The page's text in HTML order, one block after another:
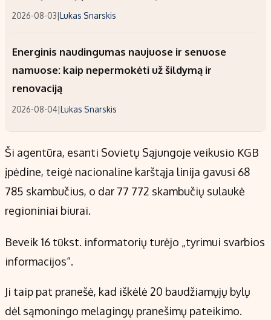
2026-08-03|Lukas Snarskis
Energinis naudingumas naujuose ir senuose
namuose: kaip nepermokėti už šildymą ir
renovaciją
2026-08-04|Lukas Snarskis
Ši agentūra, esanti Sovietų Sąjungoje veikusio KGB
įpėdine, teigė nacionaline karštąja linija gavusi 68
785 skambučius, o dar 77 772 skambučių sulaukė
regioniniai biurai.
Beveik 16 tūkst. informatorių turėjo „tyrimui svarbios
informacijos“.
Ji taip pat pranešė, kad iškėlė 20 baudžiamųjų bylų
dėl sąmoningo melagingų pranešimų pateikimo.